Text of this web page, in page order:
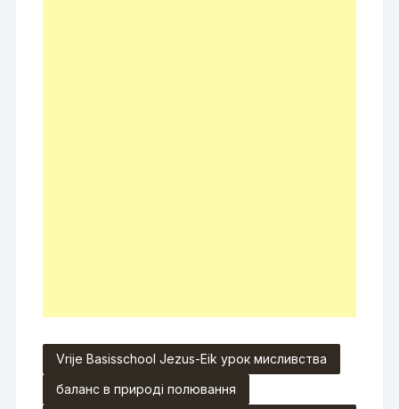
Vrije Basisschool Jezus-Eik урок мисливства
баланс в природі полювання